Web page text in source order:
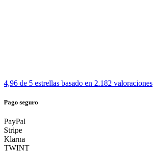
4,96 de 5 estrellas basado en 2.182 valoraciones
Pago seguro
PayPal
Stripe
Klarna
TWINT